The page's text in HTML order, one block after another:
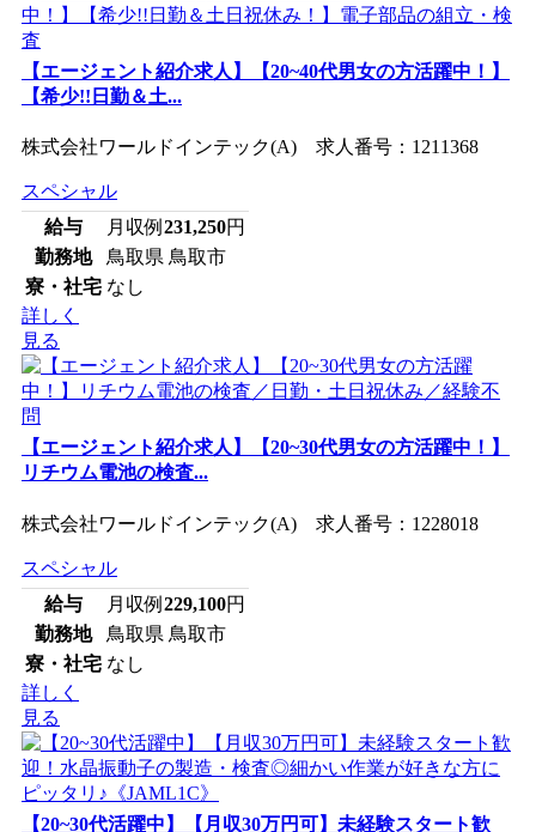
【エージェント紹介求人】【20~40代男女の方活躍中！】
【希少!!日勤＆土...
株式会社ワールドインテック(A) 求人番号：1211368
スペシャル
給与
月収例 231,250円
勤務地
鳥取県 鳥取市
寮・社宅 なし
詳しく
見る
【エージェント紹介求人】【20~30代男女の方活躍中！】
リチウム電池の検査...
株式会社ワールドインテック(A) 求人番号：1228018
スペシャル
給与
月収例 229,100円
勤務地
鳥取県 鳥取市
寮・社宅 なし
詳しく
見る
【20~30代活躍中】【月収30万円可】未経験スタート歓